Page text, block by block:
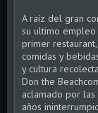
A raíz del gran
su ultimo
primer
comidas y
y cultura
Don the
aclamado por
años